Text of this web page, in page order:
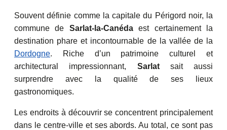
Souvent définie comme la capitale du Périgord noir, la
commune de Sarlat-la-Canédaest certainement la
destination phare et incontournable de la vallée de la
Dordogne. Riche d’un patrimoine culturel et
architectural impressionnant, Sarlatsait aussi
surprendre avec la qualité de ses lieux
gastronomiques.
Les endroits à découvrir se concentrent principalement
dans le centre-ville et ses abords. Au total, ce sont pas